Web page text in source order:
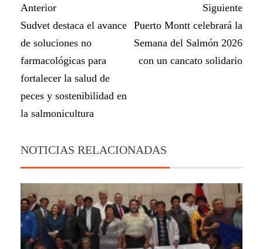
Anterior
Sudvet destaca el avance
de soluciones no
farmacológicas para
fortalecer la salud de
peces y sostenibilidad en
la salmonicultura
Siguiente
Puerto Montt celebrará la
Semana del Salmón 2026
con un cancato solidario
NOTICIAS RELACIONADAS